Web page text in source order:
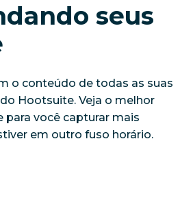
seus
o conteúdo de todas as suas
Hootsuite. Veja o melhor
você capturar mais
em outro fuso horário.